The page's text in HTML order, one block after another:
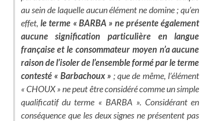
au sein de laquelle aucun élément ne domine ; qu’en
effet, le terme « BARBA » ne présente également
aucune signification particulière en langue
française et le consommateur moyen n’a aucune
raison de l’isoler de l’ensemble formé par le terme
contesté « Barbachoux » ; que de même, l’élément
« CHOUX » ne peut être considéré comme un simple
qualificatif du terme « BARBA ». Considérant en
conséquence que les deux signes ne présentent pas